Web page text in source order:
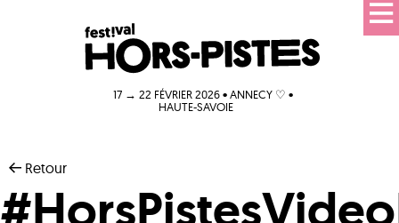
17 → 22 FÉVRIER 2026 • ANNECY ♡ •
HAUTE-SAVOIE
Retour